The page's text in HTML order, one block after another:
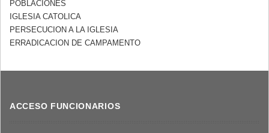
POBLACIONES
IGLESIA CATOLICA
PERSECUCION A LA IGLESIA
ERRADICACION DE CAMPAMENTO
ACCESO FUNCIONARIOS